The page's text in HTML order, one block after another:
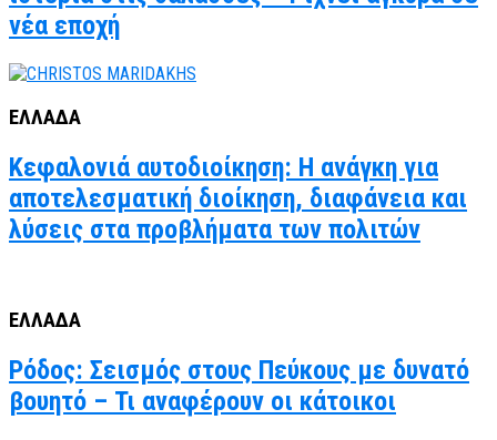
νέα εποχή
ΕΛΛΑΔΑ
Κεφαλονιά αυτοδιοίκηση: Η ανάγκη για
αποτελεσματική διοίκηση, διαφάνεια και
λύσεις στα προβλήματα των πολιτών
ΕΛΛΑΔΑ
Ρόδος: Σεισμός στους Πεύκους με δυνατό
βουητό – Τι αναφέρουν οι κάτοικοι